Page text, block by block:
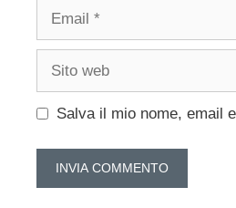
Salva il mio nome, email